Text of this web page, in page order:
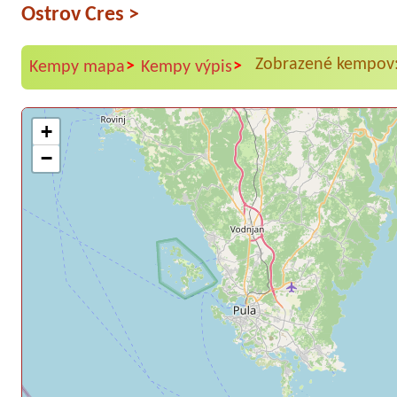
Ostrov Cres >
Kempy mapa> Kempy výpis> Zobrazené
+
−